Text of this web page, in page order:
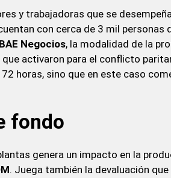
y trabajadoras que se
con cerca de 3 mil personas
BAE Negocios, la modalidad de la
que activaron para el conflicto
horas, sino que en este caso
fondo
genera un impacto en la
. Juega también la devaluación